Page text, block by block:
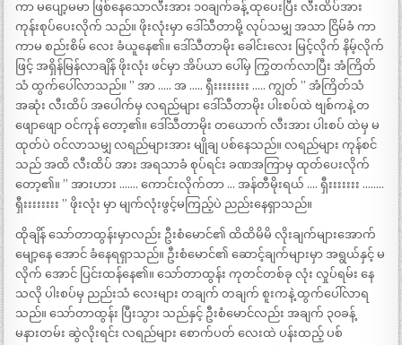
ကာ မပျော့မမာ ဖြစ်နေသောလီးအား ၁၀ချက်ခန့် ထုပေးပြီး လီးထိပ်အား
ကုန်းစုပ်ပေးလိုက် သည်။ ဖိုးလုံးမှာ ဒေါ်သီတာမို့ လုပ်သမျှ အသာ ငြိမ်ခံ ကာ
ကာမ စည်းစိမ် လေး ခံယူနေ၏။ ဒေါ်သီတာမိုး ခေါင်းလေး မြင့်လိုက် နိမ့်လိုက်
ဖြင့် အရှိန်မြန်လာချိန် ဖိုးလုံး ဖင်မှာ အိပ်ယာ ပေါ်မှ ကြွတက်လာပြီး အံကြိတ်
သံ ထွက်ပေါ်လာသည်။ ” အာ ….. အ ….. ရှီးးးးးးးး ….. ကျွတ် ” အံကြိတ်သံ
အဆုံး လီးထိပ် အပေါက်မှ လရည်များ ဒေါ်သီတာမိုး ပါးစပ်ထဲ ဗျစ်ကနဲ့ တ
ဖျောဖျော ဝင်ကုန် တော့၏။ ဒေါ်သီတာမိုး တယောက် လီးအား ပါးစပ် ထဲမှ မ
ထုတ်ပဲ ဝင်လာသမျှ လရည်များအား မျိုချ ပစ်နေသည်။ လရည်များ ကုန်စင်
သည် အထိ လီးထိပ် အား အရသာခံ စုပ်ရင်း ခဏအကြာမှ ထုတ်ပေးလိုက်
တော့၏။ ” အားဟား ……. ကောင်းလိုက်တာ … အန်တီမိုးရယ် …. ရှီးးးးးးး ……..
ရှီးးးးးးးး ” ဖိုးလုံး မှာ မျက်လုံးဖွင့်မကြည့်ပဲ ညည်းနေရှာသည်။
ထိုချိန် သော်တာထွန်းမှာလည်း ဦးစံမောင်၏ ထိထိမိမိ လိုးချက်များအောက်
မျော့နေ အောင် ခံနေရရှာသည်။ ဦးစံမောင်၏ ဆောင့်ချက်များမှာ အရွယ်နှင့် မ
လိုက် အောင် ပြင်းထန်နေ၏။ သော်တာထွန်း ကုတင်တစ်ခု လုံး လှုပ်ရမ်း နေ
သလို ပါးစပ်မှ ညည်းသံ လေးများ တချက် တချက် စူးကနဲ့ ထွက်ပေါ်လာရ
သည်။ သော်တာထွန်း ပြီးသွား သည်နှင့် ဦးစံမောင်လည်း အချက် ၃၀ခန့်
မနားတမ်း ဆွဲလိုးရင်း လရည်များ စောက်ပတ် လေးထဲ ပန်းထည့် ပစ်